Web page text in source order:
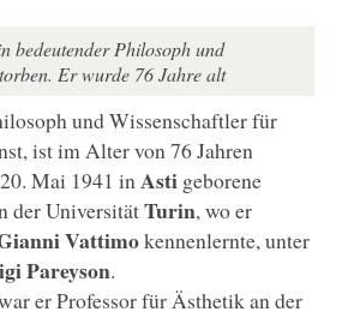
bedeutender Philosoph und
Er wurde 76 Jahre alt
und Wissenschaftler für
ist im Alter von 76 Jahren
Mai 1941 in Asti geborene
der UniversitätTurin, wo er
Vattimokennenlernte, unter
Pareyson.
er Professor für Ästhetik an der